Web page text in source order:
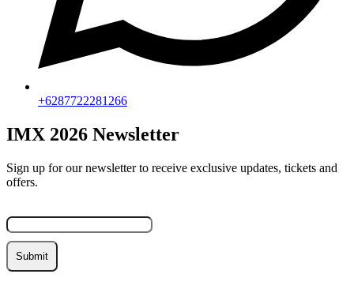
+6287722281266
IMX 2026 Newsletter
Sign up for our newsletter to receive exclusive updates, tickets and
offers.
Submit